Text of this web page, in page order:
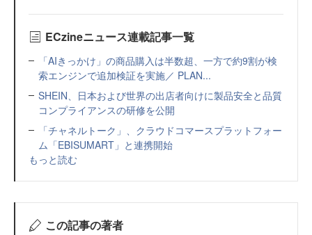
ECzineニュース連載記事一覧
「AIきっかけ」の商品購入は半数超、一方で約9割が検
索エンジンで追加検証を実施／ PLAN...
SHEIN、日本および世界の出店者向けに製品安全と品質
コンプライアンスの研修を公開
「チャネルトーク」、クラウドコマースプラットフォー
ム「EBISUMART」と連携開始
もっと読む
この記事の著者